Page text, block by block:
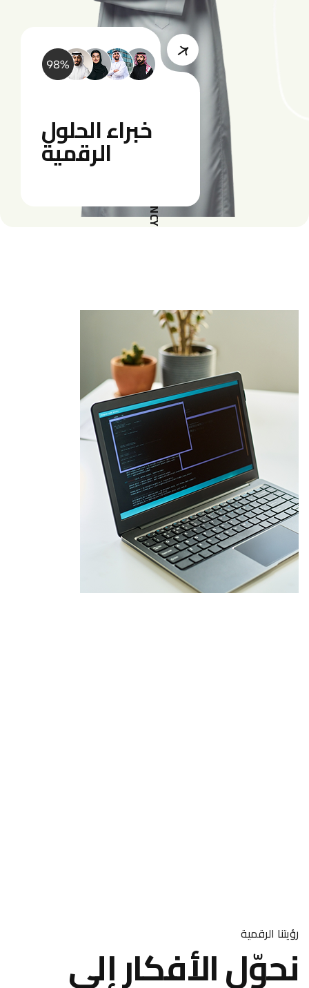
AWARD WINNING AGENCY
خبراء الحلول
الرقمية
رؤيتنا الرقمية
نحوّل الأفكار إلى